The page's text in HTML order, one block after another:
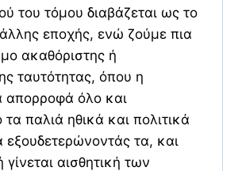
του τόμου διαβάζεται ως το
εποχής, ενώ ζούμε πια
ακαθόριστης ή
ταυτότητας, όπου η
απορροφά όλο και
τα παλιά ηθικά και πολιτικά
εξουδετερώνοντάς τα, και
αισθητική των